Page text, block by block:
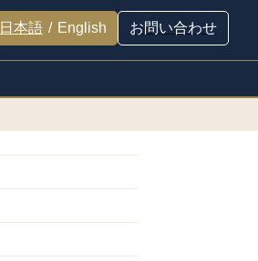
日本語 / English お問い合わせ